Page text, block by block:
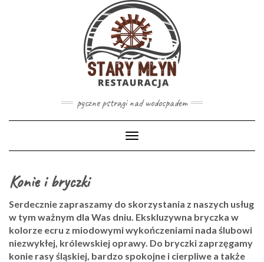
pyszne pstrągi nad wodospadem
Toggle
Navigation
Konie i bryczki
Serdecznie zapraszamy do skorzystania z naszych usług
w tym ważnym dla Was dniu. Ekskluzywna bryczka w
kolorze ecru z miodowymi wykończeniami nada ślubowi
niezwykłej, królewskiej oprawy. Do bryczki zaprzęgamy
konie rasy śląskiej, bardzo spokojne i cierpliwe a także